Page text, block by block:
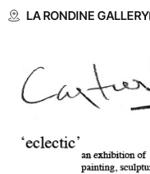
LA RONDINE GALLERY